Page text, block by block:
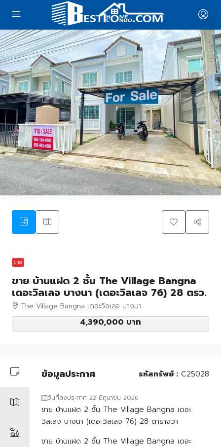
ขาย
ขาย บ้านแฝด 2 ชั้น The Village Bangna
เดอะวิลเลจ บางนา (เดอะวิลเลจ 76) 28 ตรว.
The Village Bangna เดอะวิลเลจ บางนา
4,390,000 บาท
ข้อมูลประกาศ รหัสทรัพย์ : C25028
วันที่ลงประกาศ 22 มิถุนายน 2026
ขาย บ้านแฝด 2 ชั้น The Village Bangna เดอะ
วิลเลจ บางนา (เดอะวิลเลจ 76) 28 ตารางวา
ขาย บ้านแฝด 2 ชั้น The Village Bangna เดอะ